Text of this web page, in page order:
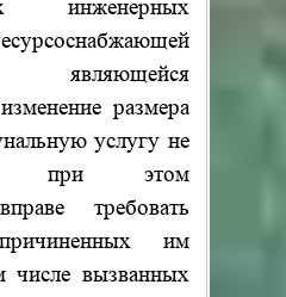
инженерных
являющейся
размера
услугу не
при этом
требовать
им
числе вызванных